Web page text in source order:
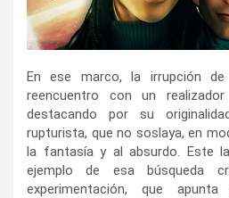
En ese marco, la irrupción de
reencuentro con un
destacando por su
rupturista, que no soslaya, en
la fantasía y al absurdo. Este
ejemplo de esa búsqueda
experimentación, que